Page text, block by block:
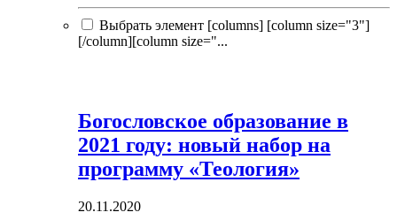
Выбрать элемент [columns] [column size="3"]
[/column][column size="...
Богословское образование в
2021 году: новый набор на
программу «Теология»
20.11.2020